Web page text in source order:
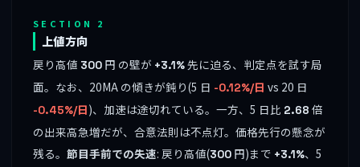
SECTION 2
上値方向
戻り高値 300 円 の壁が +3.1%先に迫る、判定点を試す局
面。なお、20MA の傾きが鈍り(5 日 -0.12%/日 vs 20 日
-0.45%/日)、加速は途切れている。一方、5 日比 2.68 倍
の出来高急増だが、合意法則は不点灯。価格先行の懸念が
残る。 節目手前での失速: 戻り高値(300 円)まで +3.1%、5